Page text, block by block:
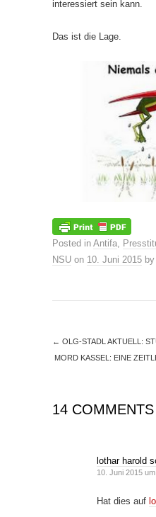
interessiert sein kann.
Das ist die Lage.
Posted in Antifa,
NSU on 10. Juni 2015 by
← OLG-STADL AKTUELL:
MORD KASSEL: EINE
14 COMMENTS
lothar harold
10. Juni 2015
Hat dies auf